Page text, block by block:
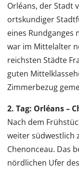
Orléans, der Stadt
ortskundiger
eines
war im Mittelalter
reichsten Städte
guten
Zimmerbezug
2. Tag: Orléans –
Nach dem
weiter südwestlich
Chenonceau. Das
nördlichen Ufer